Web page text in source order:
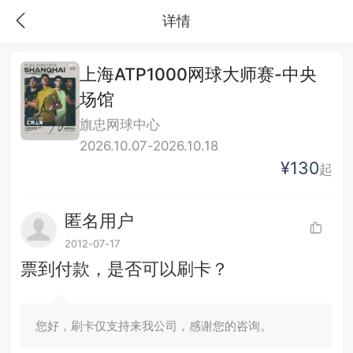
详情
上海ATP1000网球大师赛-中央
场馆
旗忠网球中心
2026.10.07-2026.10.18
¥130起
匿名用户
2012-07-17
票到付款，是否可以刷卡？
您好，刷卡仅支持来我公司，感谢您的咨询。